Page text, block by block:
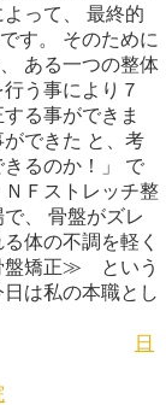
って、 最終的
す。 そのために
ある一つの整体
う事により７
る事ができま
できた と、考
るのか！」 で
Ｆストレッチ整
、 骨盤がズレ
体の不調を軽く
盤矯正≫ という
は私の本職とし
日